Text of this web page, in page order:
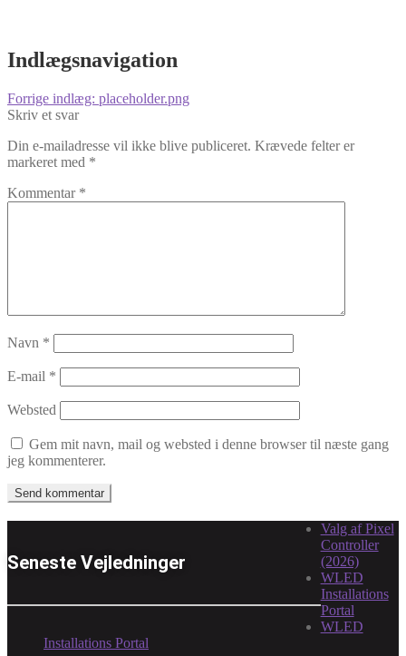
Indlægsnavigation
Forrige indlæg: placeholder.png
Skriv et svar
Din e-mailadresse vil ikke blive publiceret. Krævede felter er
markeret med *
Kommentar *
Navn *
E-mail *
Websted
Gem mit navn, mail og websted i denne browser til næste gang
jeg kommenterer.
Seneste Vejledninger
Valg af Pixel
Controller
(2026)
WLED
Installations
Portal
WLED
Installations Portal